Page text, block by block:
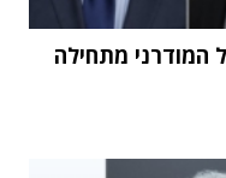
המודרני מתחילה